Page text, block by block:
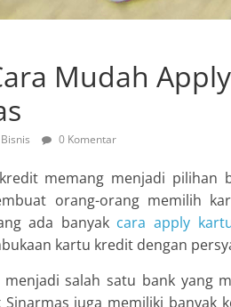
Mudah
Bisnis 0 Komentar
memang menjadi pilihan
orang-orang memilih
ada banyak cara apply
kartu kredit dengan
menjadi salah satu bank yang
Sinarmas juga memiliki banyak